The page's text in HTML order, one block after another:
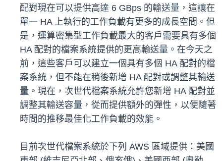
配對現在可以提供高達 6 GBps 的輸送量，這讓在
單一 HA 上執行的工作負載有更多的成長空間。但
是，運算密集型工作負載最大的客戶需要具有多個
HA 配對的檔案系統提供的更高輸送量。在今天之
前，這些客戶可以建立一個具有多個 HA 配對的檔
案系統，但不能在稍後新增 HA 配對或調整其輸送
量。現在，次世代檔案系統允許您新增 HA 配對並
調整其輸送容量，從而提供額外的彈性，以便隨著
時間的推移最佳化工作負載的效能。
目前次世代檔案系統於下列 AWS 區域提供：美國